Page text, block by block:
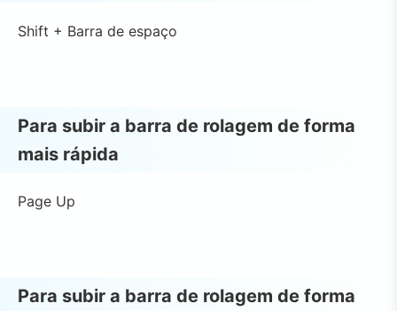
Shift + Barra de espaço
Para subir a barra de rolagem de forma
mais rápida
Page Up
Para subir a barra de rolagem de forma